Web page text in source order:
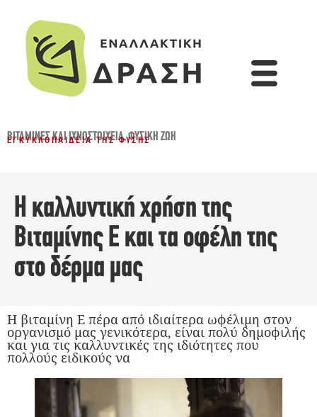
ΒΙΤΑΜΊΝΕΣ ΚΑΙ ΙΧΝΟΣΤΟΙΧΕΊΑ,ΦΥΣΙΚΉ ΖΩΉ
ΕΓΚΥΚΛΟΠΑΊΔΕΙΑ ΤΗΣ ΦΎΣΗΣ
Η καλλυντική χρήση της
Βιταμίνης Ε και τα οφέλη της
στο δέρμα μας
Η βιταμίνη Ε πέρα από ιδιαίτερα ωφέλιμη στον
οργανισμό μας γενικότερα, είναι πολύ δημοφιλής
και για τις καλλυντικές της ιδιότητες που
πολλούς ειδικούς να